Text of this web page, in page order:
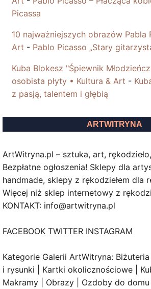
Picassa
10 najważniejszych obrazów Pabla
Art - Pablo Picasso „Stary
Kuba Blokesz "Śpiewnik
osobista płyty • Kultura & Art -
z pasją, talentem i głębią
ARTWITRYNA
ArtWitryna.pl – sztuka, art,
Bezpłatne ogłoszenia! Sklepy dla
handmade, sklepy z rękodziełem dla
Więcej niż sklep internetowy z
KONTAKT: info@artwitryna.pl
FACEBOOK TWITTER INSTAGRAM
Kategorie Galerii ArtWitryna:
i rysunki | Kartki okolicznościowe |
Makramy | Obrazy | Ozdoby do domu